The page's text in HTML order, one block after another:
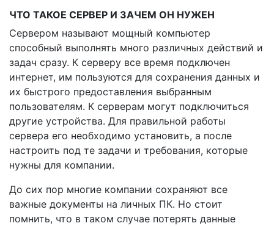
ЧТО ТАКОЕ СЕРВЕР И ЗАЧЕМ ОН НУЖЕН
Сервером называют мощный компьютер
способный выполнять много различных действий и
задач сразу. К серверу все время подключен
интернет, им пользуются для сохранения данных и
их быстрого предоставления выбранным
пользователям. К серверам могут подключиться
другие устройства. Для правильной работы
сервера его необходимо установить, а после
настроить под те задачи и требования, которые
нужны для компании.
До сих пор многие компании сохраняют все
важные документы на личных ПК. Но стоит
помнить, что в таком случае потерять данные